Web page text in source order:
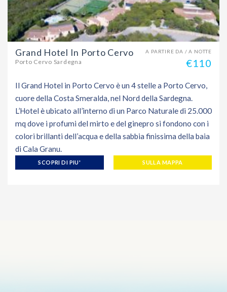
A PARTIRE DA / A NOTTE
€110
Grand Hotel In Porto Cervo
Porto Cervo Sardegna
Il Grand Hotel in Porto Cervo è un 4 stelle a Porto Cervo,
cuore della Costa Smeralda, nel Nord della Sardegna.
L’Hotel è ubicato all’interno di un Parco Naturale di 25.000
mq dove i profumi del mirto e del ginepro si fondono con i
colori brillanti dell’acqua e della sabbia finissima della baia
di Cala Granu.
SCOPRI DI PIU' SULLA MAPPA